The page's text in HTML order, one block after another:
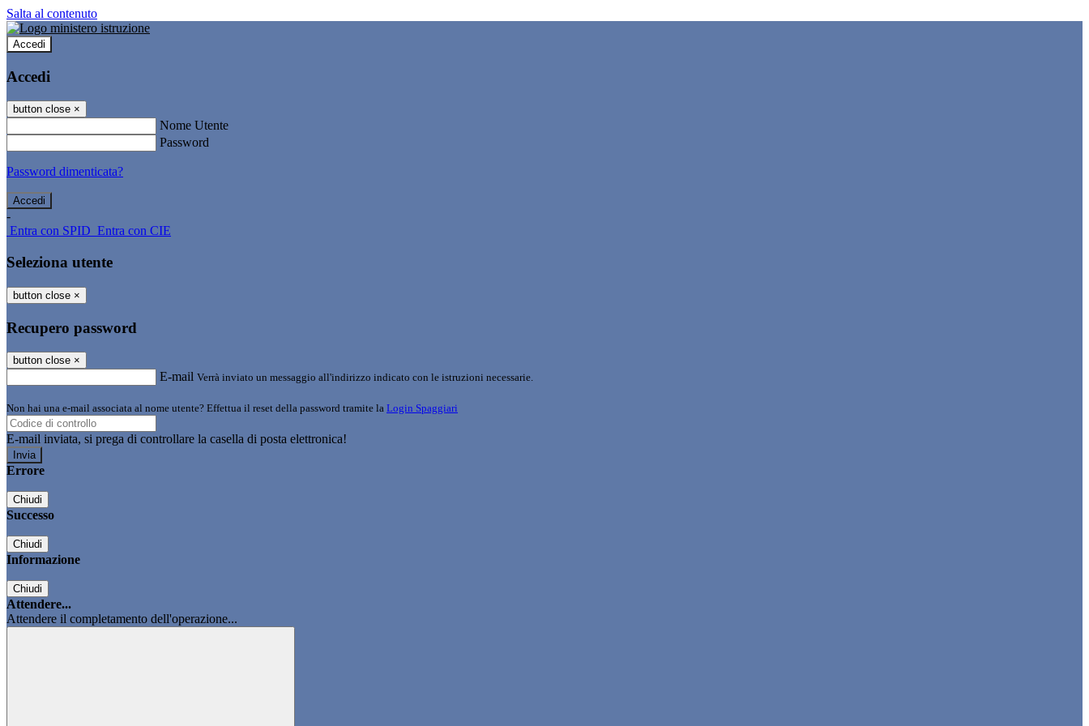
Salta al contenuto
Accedi
Accedi
button close ×
Nome Utente
Password
Password dimenticata?
-
Entra con SPID Entra con CIE
Seleziona utente
button close ×
Recupero password
button close ×
E-mail Verrà inviato un messaggio all'indirizzo indicato con le istruzioni necessarie.
Non hai una e-mail associata al nome utente? Effettua il reset della password tramite la Login Spaggiari
E-mail inviata, si prega di controllare la casella di posta elettronica!
Errore
Chiudi
Successo
Chiudi
Informazione
Chiudi
Attendere...
Attendere il completamento dell'operazione...